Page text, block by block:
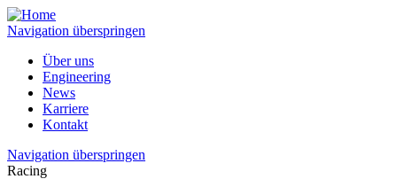
Navigation überspringen
Über uns
Engineering
News
Karriere
Kontakt
Navigation überspringen
Racing